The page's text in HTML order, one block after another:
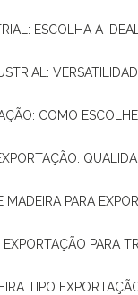
ESCOLHA A
COMO
MADEIRA PARA
EXPORTAÇÃO PARA
TIPO